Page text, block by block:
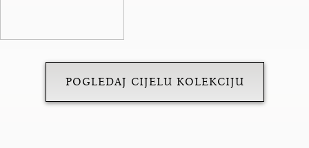
POGLEDAJ CIJELU KOLEKCIJU